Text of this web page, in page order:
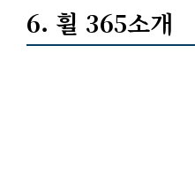
6. 휠 365소개